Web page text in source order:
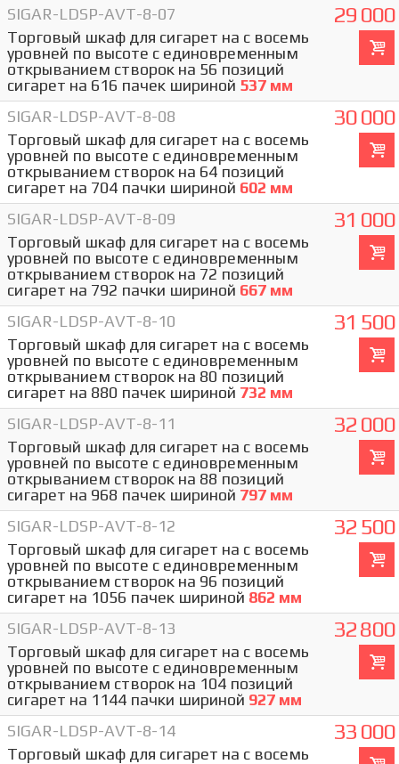
SIGAR-LDSP-AVT-8-07
Торговый шкаф для сигарет на с восемь
уровней по высоте с единовременным
открыванием створок на 56 позиций
сигарет на 616 пачек шириной 537 мм
29 000
SIGAR-LDSP-AVT-8-08
Торговый шкаф для сигарет на с восемь
уровней по высоте с единовременным
открыванием створок на 64 позиций
сигарет на 704 пачки шириной 602 мм
30 000
SIGAR-LDSP-AVT-8-09
Торговый шкаф для сигарет на с восемь
уровней по высоте с единовременным
открыванием створок на 72 позиций
сигарет на 792 пачки шириной 667 мм
31 000
SIGAR-LDSP-AVT-8-10
Торговый шкаф для сигарет на с восемь
уровней по высоте с единовременным
открыванием створок на 80 позиций
сигарет на 880 пачек шириной 732 мм
31 500
SIGAR-LDSP-AVT-8-11
Торговый шкаф для сигарет на с восемь
уровней по высоте с единовременным
открыванием створок на 88 позиций
сигарет на 968 пачек шириной 797 мм
32 000
SIGAR-LDSP-AVT-8-12
Торговый шкаф для сигарет на с восемь
уровней по высоте с единовременным
открыванием створок на 96 позиций
сигарет на 1056 пачек шириной 862 мм
32 500
SIGAR-LDSP-AVT-8-13
Торговый шкаф для сигарет на с восемь
уровней по высоте с единовременным
открыванием створок на 104 позиций
сигарет на 1144 пачки шириной 927 мм
32 800
SIGAR-LDSP-AVT-8-14
Торговый шкаф для сигарет на с восемь
33 000